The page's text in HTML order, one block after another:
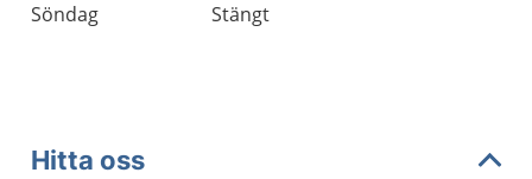
Söndag
Stängt
Hitta oss